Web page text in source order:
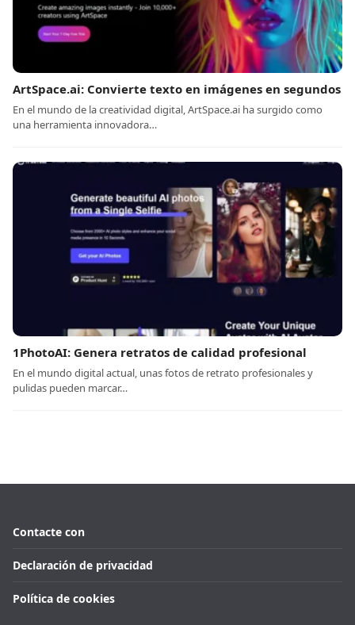
ArtSpace.ai: Convierte texto en imágenes en segundos
En el mundo de la creatividad digital, ArtSpace.ai ha surgido como
una herramienta innovadora…
1PhotoAI: Genera retratos de calidad profesional
En el mundo digital actual, unas fotos de retrato profesionales y
pulidas pueden marcar…
Contacte con
Declaración de privacidad
Política de cookies